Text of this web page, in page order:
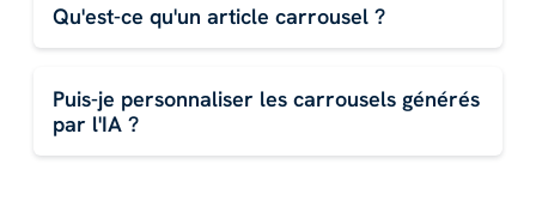
Qu'est-ce qu'un article carrousel ?
Puis-je personnaliser les carrousels générés
par l'IA ?